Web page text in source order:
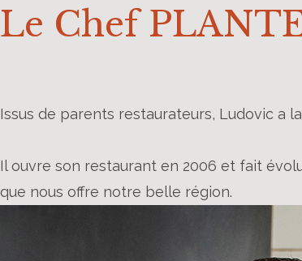
Le Chef
Issus de parents restaurateurs, Ludovic a
Il ouvre son restaurant en 2006 et fait
que nous offre notre belle région.